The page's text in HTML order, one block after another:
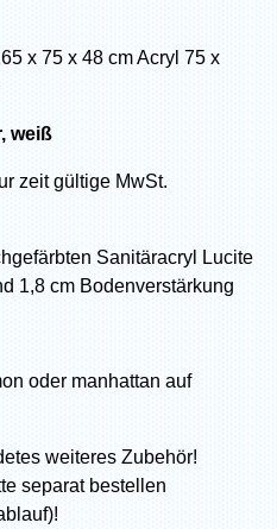
x 75 x 48 cm Acryl 75 x
weiß
zeit gültige MwSt.
Sanitäracryl Lucite
1,8 cm Bodenverstärkung
oder manhattan auf
weiteres Zubehör!
separat bestellen